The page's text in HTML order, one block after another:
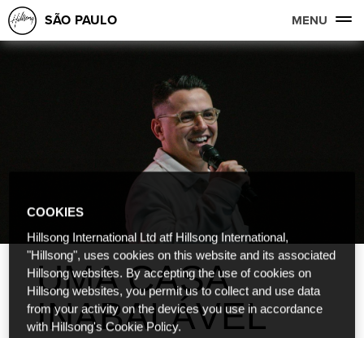
SÃO PAULO MENU
UMA CASA
INABALÁVEL
COOKIES
Hillsong International Ltd atf Hillsong International,
"Hillsong", uses cookies on this website and its associated
Hillsong websites. By accepting the use of cookies on
Hillsong websites, you permit us to collect and use data
from your activity on the devices you use in accordance
with Hillsong's Cookie Policy.